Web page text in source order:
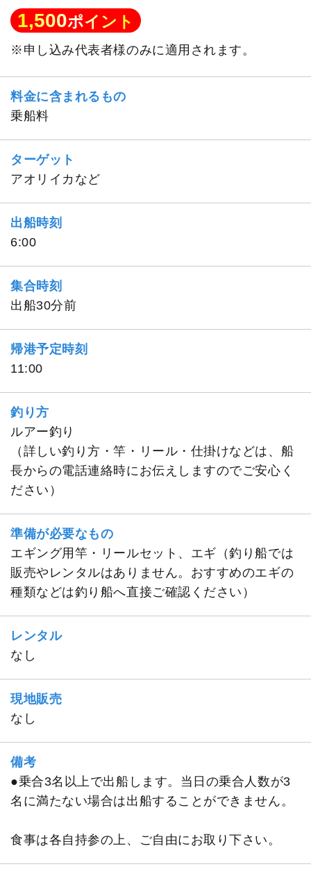
1,500ポイント
※申し込み代表者様のみに適用されます。
料金に含まれるもの
乗船料
ターゲット
アオリイカなど
出船時刻
6:00
集合時刻
出船30分前
帰港予定時刻
11:00
釣り方
ルアー釣り
（詳しい釣り方・竿・リール・仕掛けなどは、船
長からの電話連絡時にお伝えしますのでご安心く
ださい）
準備が必要なもの
エギング用竿・リールセット、エギ（釣り船では
販売やレンタルはありません。おすすめのエギの
種類などは釣り船へ直接ご確認ください）
レンタル
なし
現地販売
なし
備考
●乗合3名以上で出船します。当日の乗合人数が3
名に満たない場合は出船することができません。
食事は各自持参の上、ご自由にお取り下さい。